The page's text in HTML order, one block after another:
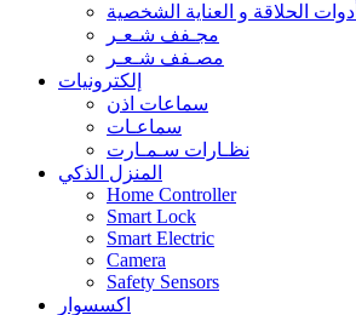
أدوات الحلاقة و العناية الشخصية
مجـفف شـعـر
مصـفف شـعـر
إلكترونيات
سماعات اذن
سماعـات
نظـارات سـمـارت
المنزل الذكي
Home Controller
Smart Lock
Smart Electric
Camera
Safety Sensors
اكسسوار